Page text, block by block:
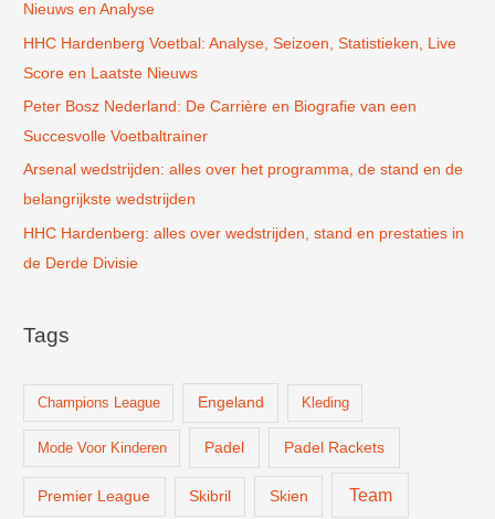
a
r
:
Nieuws en Analyse
HHC Hardenberg Voetbal: Analyse, Seizoen, Statistieken, Live
Score en Laatste Nieuws
Peter Bosz Nederland: De Carrière en Biografie van een
Succesvolle Voetbaltrainer
Arsenal wedstrijden: alles over het programma, de stand en de
belangrijkste wedstrijden
HHC Hardenberg: alles over wedstrijden, stand en prestaties in
de Derde Divisie
Tags
Champions League Engeland Kleding
Mode Voor Kinderen Padel Padel Rackets
Premier League Skibril Skien Team